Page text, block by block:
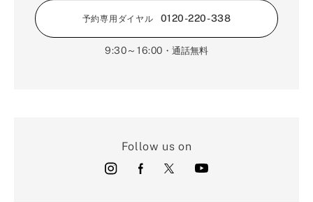
予約専用ダイヤル 0120-220-338
9:30～16:00 ・通話無料
Follow us on